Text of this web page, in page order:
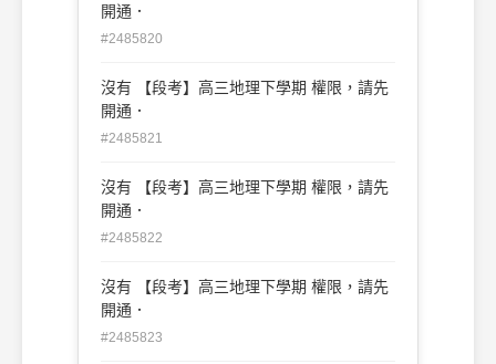
開通．
#2485820
沒有 【段考】高三地理下學期 權限，請先
開通．
#2485821
沒有 【段考】高三地理下學期 權限，請先
開通．
#2485822
沒有 【段考】高三地理下學期 權限，請先
開通．
#2485823